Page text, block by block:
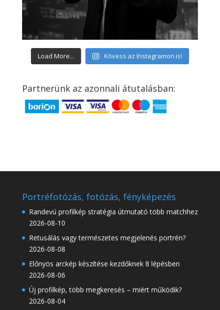
Load More... Kövess az Instagramon is!
Partnerünk az azonnali átutalásban:
Portréfotózás, fotózás, fényképezés
Randevú profilkép stratégia útmutató több matchhez
2026-08-10
Retusálás vagy természetes megjelenés portrén?
2026-08-08
Előnyös arckép készítése kezdőknek 8 lépésben
2026-08-06
Új profilkép, több megkeresés – miért működik?
2026-08-04